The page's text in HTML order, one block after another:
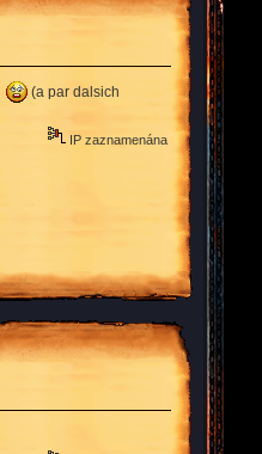
(a par dalsich
IP zaznamenána